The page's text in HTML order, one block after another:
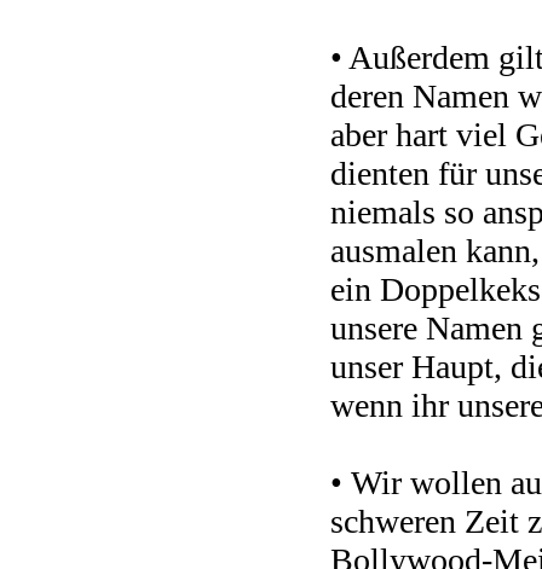
• Außerdem
deren Namen
aber hart viel
dienten für
niemals so
ausmalen
ein
unsere Namen
unser Haupt,
wenn ihr
• Wir wollen
schweren Zeit
Bollywood-